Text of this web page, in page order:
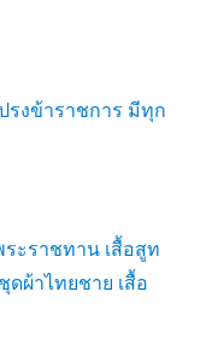
รงข้าราชการ มีทุก
ระราชทาน เสื้อสูท
ผ้าไทยชาย เสื้อ